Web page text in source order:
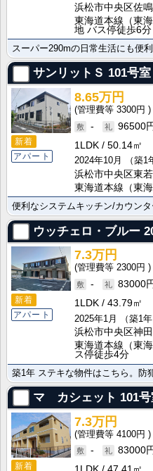
浜松市中央区佐
東海道本線（東
地 バス停徒歩6分
サンリットＳ 101号室
新着
アパート
8.65万円
3300円
-
96500
1LDK
50.14㎡
2024年10月
（築1
浜松市中央区東
東海道本線（東
ウッチェロ・ブルー
新着
アパート
7.3万円
2300円
-
83000
1LDK
43.79㎡
2025年1月
（築1年
浜松市中央区神田
東海道本線（東
ス停徒歩4分
マ カシェット 101
新着
7.3万円
4100円
-
83000